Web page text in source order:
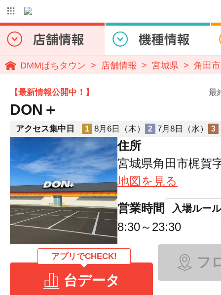
DMMぱちタウン 店舗情報 宮城県 角田市
【最新情報公開中！】
DON＋
最
アクセス集中日 1 8月6日（木） 2 7月8日（水） 3
住所
宮城県角田市梶賀
地図を見る
営業時間 入場ルール
8:30～23:30
アプリでCHECK!
台データ
フ